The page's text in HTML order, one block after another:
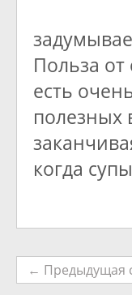
Польза
есть
полезных
когда супы
← Предыдущая